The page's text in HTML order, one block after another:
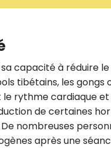
capacité à réduire le
tibétains, les gongs
rythme cardiaque
de certaines
nombreuses
après une